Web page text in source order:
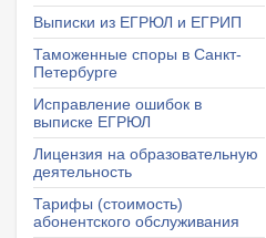
Выписки из ЕГРЮЛ и ЕГРИП
Таможенные споры в Санкт-
Петербурге
Исправление ошибок в
выписке ЕГРЮЛ
Лицензия на образовательную
деятельность
Тарифы (стоимость)
абонентского обслуживания